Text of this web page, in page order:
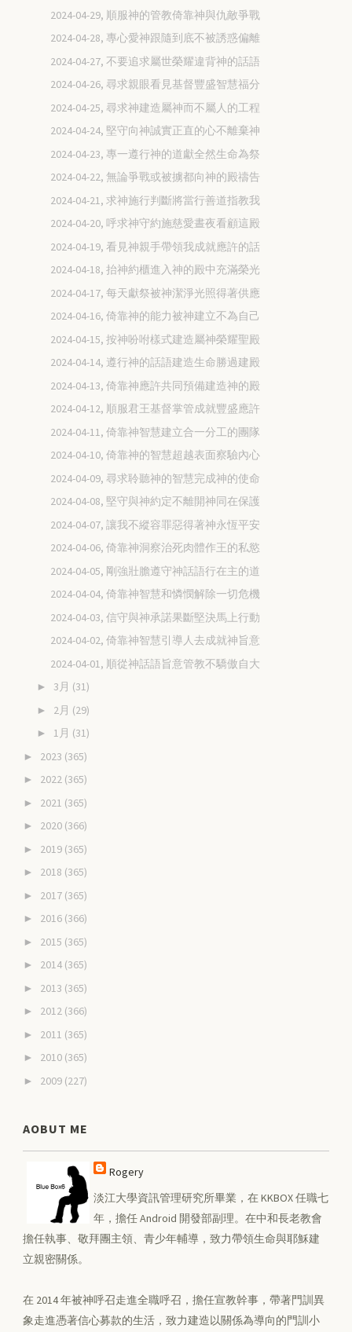
2024-04-29, 順服神的管教倚靠神與仇敵爭戰
2024-04-28, 專心愛神跟隨到底不被誘惑偏離
2024-04-27, 不要追求屬世榮耀違背神的話語
2024-04-26, 尋求親眼看見基督豐盛智慧福分
2024-04-25, 尋求神建造屬神而不屬人的工程
2024-04-24, 堅守向神誠實正直的心不離棄神
2024-04-23, 專一遵行神的道獻全然生命為祭
2024-04-22, 無論爭戰或被擄都向神的殿禱告
2024-04-21, 求神施行判斷將當行善道指教我
2024-04-20, 呼求神守約施慈愛晝夜看顧這殿
2024-04-19, 看見神親手帶領我成就應許的話
2024-04-18, 抬神約櫃進入神的殿中充滿榮光
2024-04-17, 每天獻祭被神潔淨光照得著供應
2024-04-16, 倚靠神的能力被神建立不為自己
2024-04-15, 按神吩咐樣式建造屬神榮耀聖殿
2024-04-14, 遵行神的話語建造生命勝過建殿
2024-04-13, 倚靠神應許共同預備建造神的殿
2024-04-12, 順服君王基督掌管成就豐盛應許
2024-04-11, 倚靠神智慧建立合一分工的團隊
2024-04-10, 倚靠神的智慧超越表面察驗內心
2024-04-09, 尋求聆聽神的智慧完成神的使命
2024-04-08, 堅守與神約定不離開神同在保護
2024-04-07, 讓我不縱容罪惡得著神永恆平安
2024-04-06, 倚靠神洞察治死肉體作王的私慾
2024-04-05, 剛強壯膽遵守神話語行在主的道
2024-04-04, 倚靠神智慧和憐憫解除一切危機
2024-04-03, 信守與神承諾果斷堅決馬上行動
2024-04-02, 倚靠神智慧引導人去成就神旨意
2024-04-01, 順從神話語旨意管教不驕傲自大
► 3月 (31)
► 2月 (29)
► 1月 (31)
► 2023 (365)
► 2022 (365)
► 2021 (365)
► 2020 (366)
► 2019 (365)
► 2018 (365)
► 2017 (365)
► 2016 (366)
► 2015 (365)
► 2014 (365)
► 2013 (365)
► 2012 (366)
► 2011 (365)
► 2010 (365)
► 2009 (227)
AOBUT ME
Rogery
淡江大學資訊管理研究所畢業，在 KKBOX 任職七
年，擔任 Android 開發部副理。在中和長老教會
擔任執事、敬拜團主領、青少年輔導，致力帶領生命與耶穌建
立親密關係。
在 2014 年被神呼召走進全職呼召，擔任宣教幹事，帶著門訓異
象走進憑著信心募款的生活，致力建造以關係為導向的門訓小